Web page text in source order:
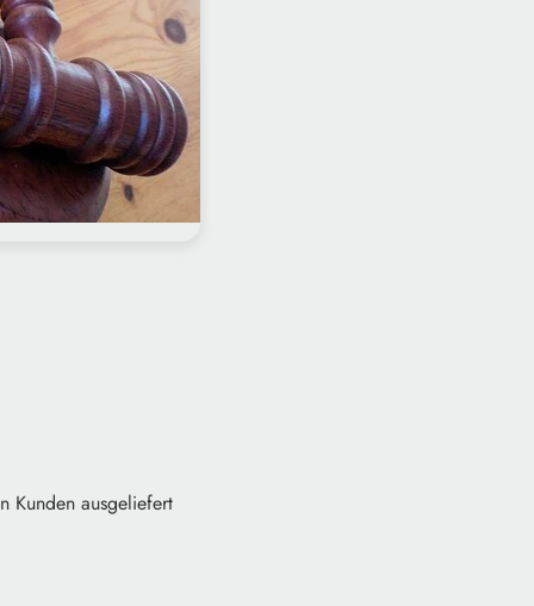
Kunden ausgeliefert